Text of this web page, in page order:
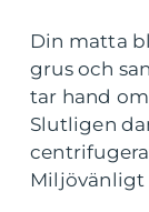
Din matta
grus och
tar hand
Slutligen